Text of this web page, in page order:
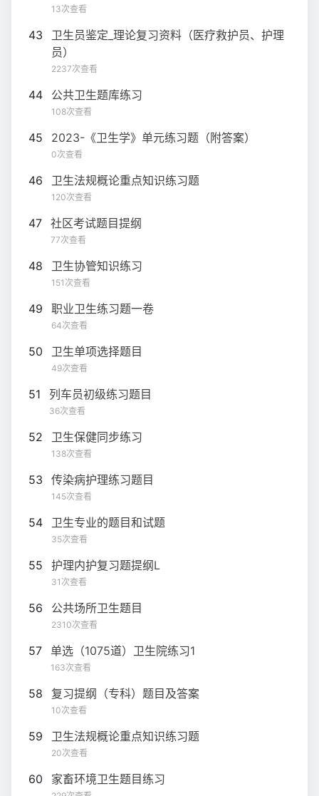
13次查看
43
卫生员鉴定_理论复习资料（医疗救护员、护理
员）
2237次查看
44 公共卫生题库练习
108次查看
45 2023-《卫生学》单元练习题（附答案）
0次查看
46 卫生法规概论重点知识练习题
120次查看
47 社区考试题目提纲
77次查看
48 卫生协管知识练习
151次查看
49 职业卫生练习题一卷
64次查看
50 卫生单项选择题目
49次查看
51 列车员初级练习题目
36次查看
52 卫生保健同步练习
138次查看
53 传染病护理练习题目
145次查看
54 卫生专业的题目和试题
35次查看
55 护理内护复习题提纲L
31次查看
56 公共场所卫生题目
2310次查看
57 单选（1075道）卫生院练习1
163次查看
58 复习提纲（专科）题目及答案
10次查看
59 卫生法规概论重点知识练习题
20次查看
60 家畜环境卫生题目练习